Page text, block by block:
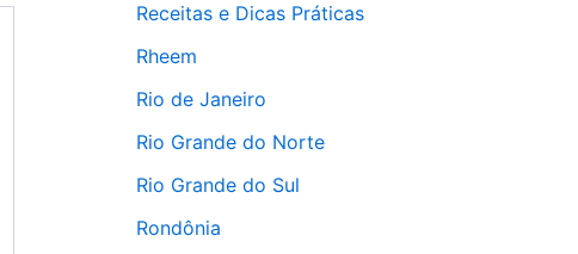
Receitas e Dicas Práticas
Rheem
Rio de Janeiro
Rio Grande do Norte
Rio Grande do Sul
Rondônia